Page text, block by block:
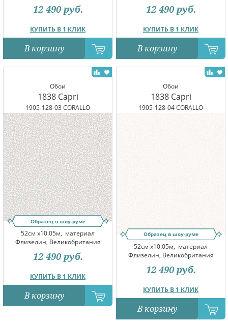
КУПИТЬ В 1 КЛИК
12 490 руб.
В корзину
КУПИТЬ В 1 КЛИК
12 490 руб.
В корзину
Обои
1838 Capri
1905-128-03 CORALLO
Образец в шоу-руме
52см x10.05м, материал
Флизелин, Великобритания
КУПИТЬ В 1 КЛИК
12 490 руб.
В корзину
Обои
1838 Capri
1905-128-04 CORALLO
Образец в шоу-руме
52см x10.05м, материал
Флизелин, Великобритания
КУПИТЬ В 1 КЛИК
12 490 руб.
В корзину